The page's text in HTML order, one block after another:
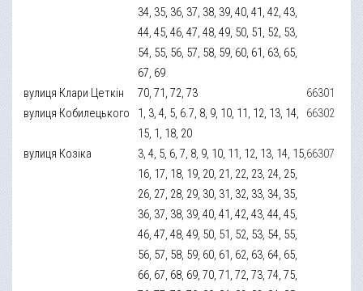
34, 35, 36, 37, 38, 39, 40, 41, 42, 43,
44, 45, 46, 47, 48, 49, 50, 51, 52, 53,
54, 55, 56, 57, 58, 59, 60, 61, 63, 65,
67, 69
вулиця Клари Цеткін 70, 71, 72, 73
66301
вулиця Кобилецького
1, 3, 4, 5, 6.7, 8, 9, 10, 11, 12, 13, 14,
15, 1, 18, 20
66302
вулиця Козіка
3, 4, 5, 6, 7, 8, 9, 10, 11, 12, 13, 14, 15,
16, 17, 18, 19, 20, 21, 22, 23, 24, 25,
26, 27, 28, 29, 30, 31, 32, 33, 34, 35,
36, 37, 38, 39, 40, 41, 42, 43, 44, 45,
46, 47, 48, 49, 50, 51, 52, 53, 54, 55,
56, 57, 58, 59, 60, 61, 62, 63, 64, 65,
66, 67, 68, 69, 70, 71, 72, 73, 74, 75,
66307